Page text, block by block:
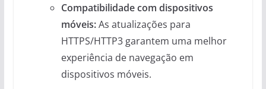
Compatibilidade com dispositivos
móveis:As atualizações para
HTTPS/HTTP3 garantem uma melhor
experiência de navegação em
dispositivos móveis.